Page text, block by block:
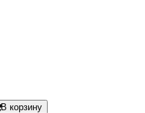
В корзину